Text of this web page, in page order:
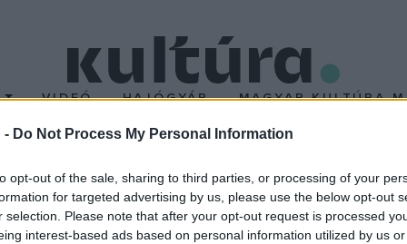
- Do Not Process My Personal Information
opt-out of the sale, sharing to third parties, or processing of your
for targeted advertising by us, please use the below opt-out
selection. Please note that after your opt-out request is processed
interest-based ads based on personal information utilized by us
VIDEÓ HAJÓGYÁR MAGYAR KULTÚRA
Mórocz Adrienné a
nyerte az idei Pethes-Agárdi-díjat. Agárdi Ilona színművész